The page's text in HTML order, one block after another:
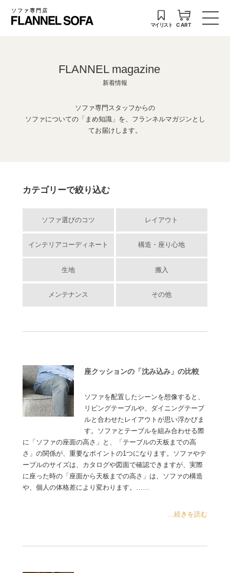
ソファ専門店
マイリスト CART
FLANNEL magazine
新着情報
ソファ専門スタッフからの
ソファについての「まめ知識」を、フランネルマガジンとし
てお届けします。
カテゴリーで絞り込む
ソファ選びのコツ レイアウト
インテリアコーディネート 構造・座り心地
生地 搬入
メンテナンス その他
座クッションの「沈み込み」の比較
ソファを配置したシーンを想像すると、
リビングテーブルや、ダイニングテーブ
ルと合わせたレイアウトが思い浮かびま
す。ソファとテーブルを組み合わせる際
に「ソファの座面の高さ」と、「テーブルの天板までの高
さ」の関係が、重要なポイントの1つになります。ソファやテ
ーブルのサイズは、カタログや図面で確認できますが、実際
に座った時の「座面から天板までの高さ」は、ソファの構造
や、個人の体格差により変わります。……
...続きを読む